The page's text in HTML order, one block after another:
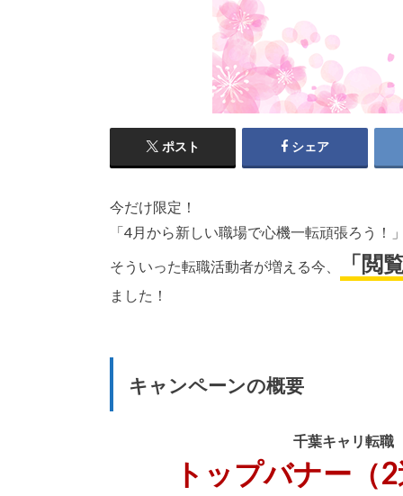
ポスト シェア
今だけ限定！
「4月から新しい職場で心機一転頑張ろう！
そういった転職活動者が増える今、
「閲
ました！
キャンペーンの概要
千葉キャリ転職
トップバナー（